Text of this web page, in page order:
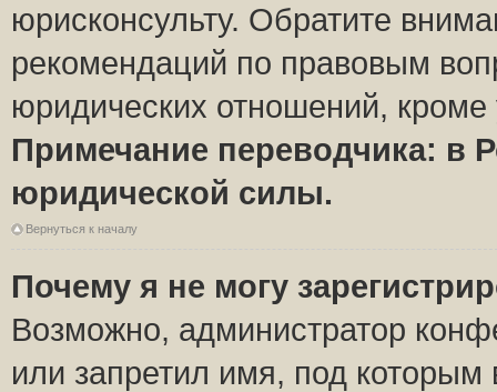
юрисконсульту. Обратите
рекомендаций по правовым
юридических отношений,
Примечание переводчика: в
юридической силы.
Вернуться к началу
Почему я не могу
Возможно, администратор
или запретил имя, под которым